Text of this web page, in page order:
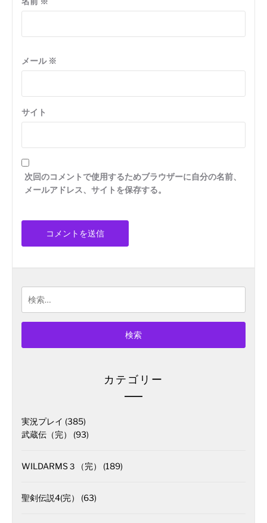
メール ※
サイト
次回のコメントで使用するためブラウザーに自分の名前、
メールアドレス、サイトを保存する。
索:
カテゴリー
実況プレイ (385)
武蔵伝（完）
(93)
WILDARMS３（完） (189)
聖剣伝説4(完） (63)